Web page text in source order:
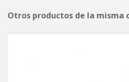
Otros productos de la misma